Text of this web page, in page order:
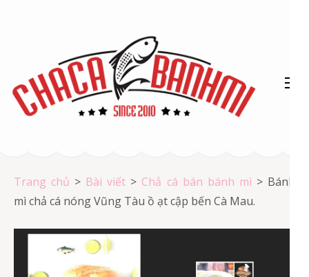
nội
dung
Trang chủ > Bài viết > Chả cá bán bánh mì > Bánh
mì chả cá nóng Vũng Tàu ồ ạt cập bến Cà Mau.